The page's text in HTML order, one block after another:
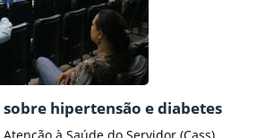
hipertensão e diabetes